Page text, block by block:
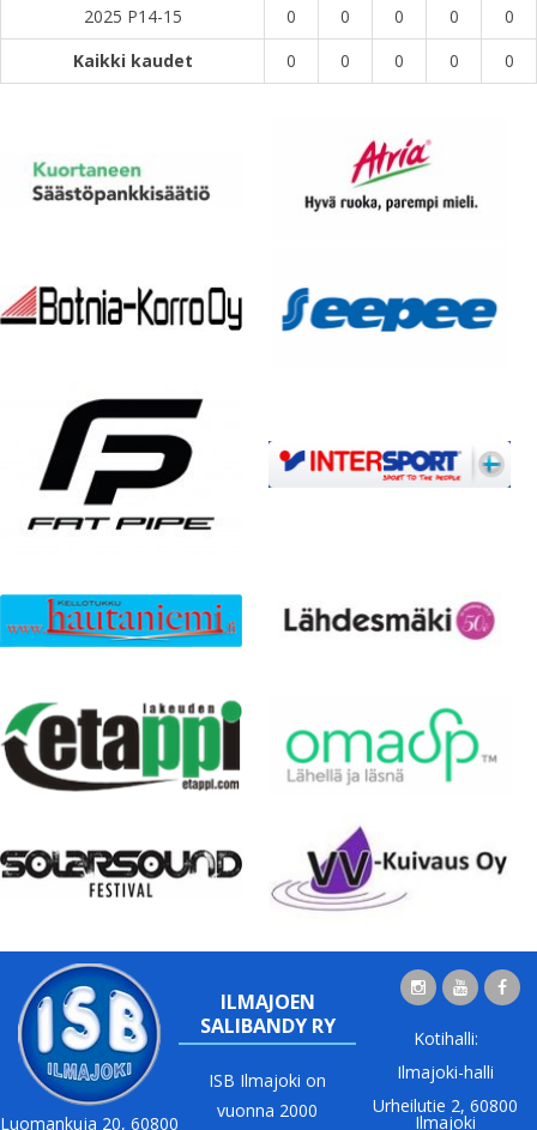
2025 P14-15
0 0 0 0
0
Kaikki kaudet
0 0 0 0 0
Luomankuja 20, 60800
ILMAJOEN
SALIBANDY RY
ISB Ilmajoki on
vuonna 2000
Kotihalli:
Ilmajoki-halli
Urheilutie 2, 60800
Ilmajoki